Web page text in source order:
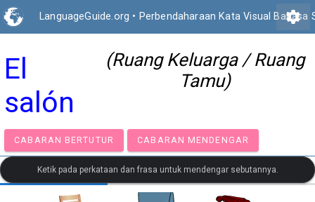
LanguageGuide.org • Perbendaharaan Kata Visual Bahasa
settings
El
salón
(Ruang Keluarga / Ruang
Tamu)
CABARAN BERTUTUR CABARAN MENDENGAR
Ketik pada perkataan dan frasa untuk mendengar sebutannya.